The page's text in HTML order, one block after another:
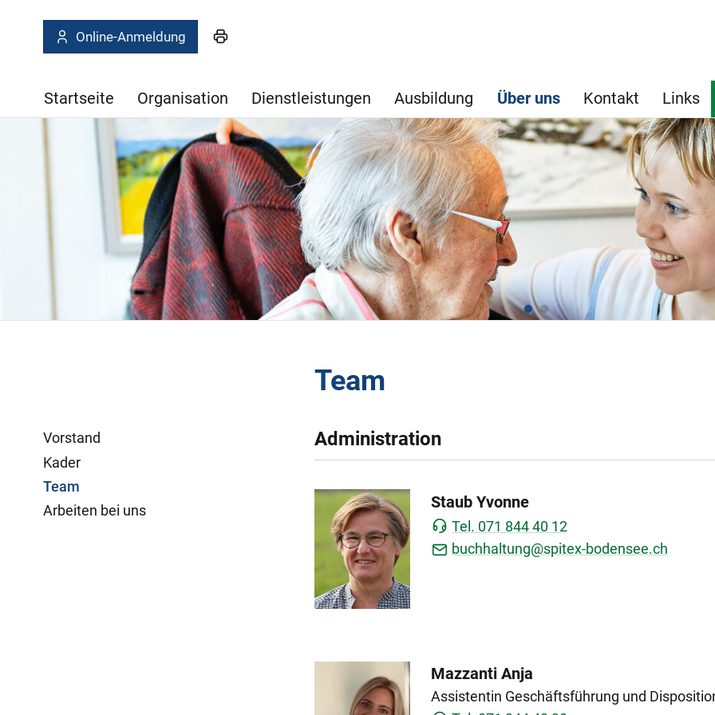
Online-Anmeldung
Startseite Organisation Dienstleistungen Ausbildung Über uns Kontakt Links
Vorstand
Kader
Team
Arbeiten bei uns
Team
Administration
Staub Yvonne
Tel. 071 844 40 12
buchhaltung@spitex-bodensee.ch
Mazzanti Anja
Assistentin Geschäftsführung und